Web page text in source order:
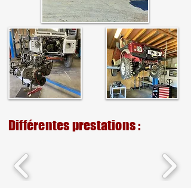
Différentes prestations :